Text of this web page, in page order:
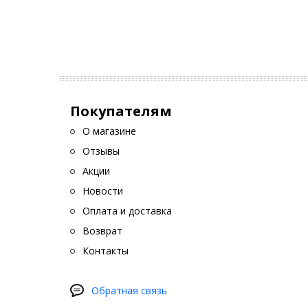
Также
фары
Для
Покупателям
О магазине
Отзывы
Акции
Новости
Оплата и доставка
Возврат
Контакты
Обратная связь